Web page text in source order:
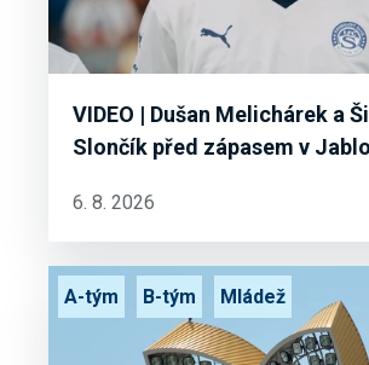
VIDEO | Dušan Melichárek a
Slončík před zápasem v
6. 8. 2026
A-tým B-tým Mládež